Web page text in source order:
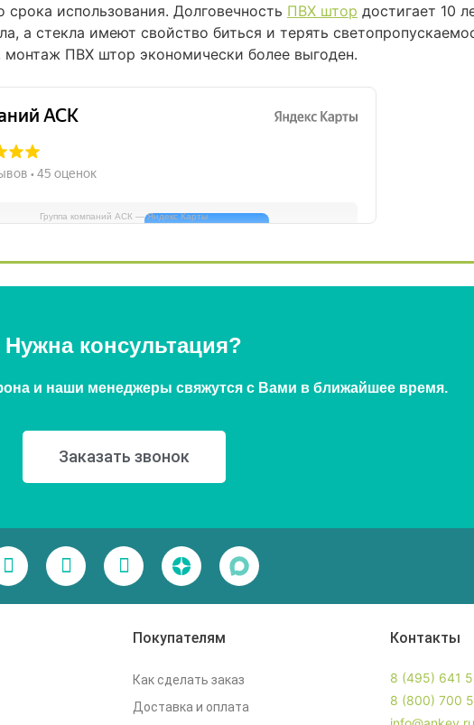
использования. Долговечность ПВХ штор достигает 10
а стекла имеют свойство биться и терять
ПВХ штор экономически более выгоден.
Группа компаний АСК — Яндекс Карты
Нужна консультация?
и наши менеджеры свяжутся с Вами в ближайшее время.
Заказать звонок
Покупателям
Как сделать заказ
Доставка и оплата
Контакты
8 (495) 641
8 (800) 700